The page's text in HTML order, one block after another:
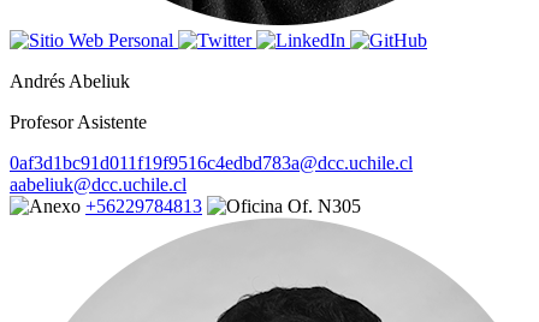
Andrés Abeliuk
Profesor Asistente
0af3d1bc91d011f19f9516c4edbd783a@dcc.uchile.cl
aabeliuk@dcc.uchile.cl
+56229784813
Of. N305